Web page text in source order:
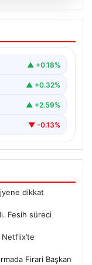
▲ +0.18%
▲ +0.32%
▲ +2.59%
▼ -0.13%
dikkat
Fesih süreci
Netflix’te
Firari Başkan